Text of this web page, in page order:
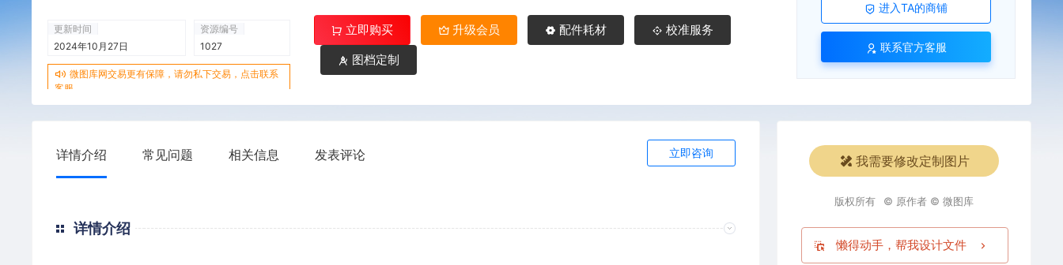
更新时间
2024年10月27日
资源编号
1027
微图库网交易更有保障，请勿私下交易，点击联系
客服
立即购买 升级会员 配件耗材
校准服务
图档定制
进入TA的商铺
联系官方客服
详情介绍 常见问题 相关信息 发表评论 立即咨询
详情介绍
我需要修改定制图片
版权所有 © 原作者 © 微图库
懒得动手，帮我设计文件